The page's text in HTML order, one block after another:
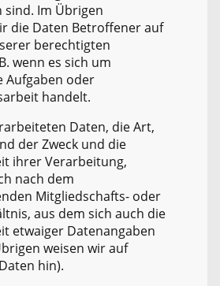
sind. Im Übrigen
die Daten Betroffener auf
berechtigten
wenn es sich um
Aufgaben oder
handelt.
Daten, die Art,
der Zweck und die
ihrer Verarbeitung,
nach dem
Mitgliedschafts- oder
aus dem sich auch die
etwaiger Datenangaben
weisen wir auf
hin).